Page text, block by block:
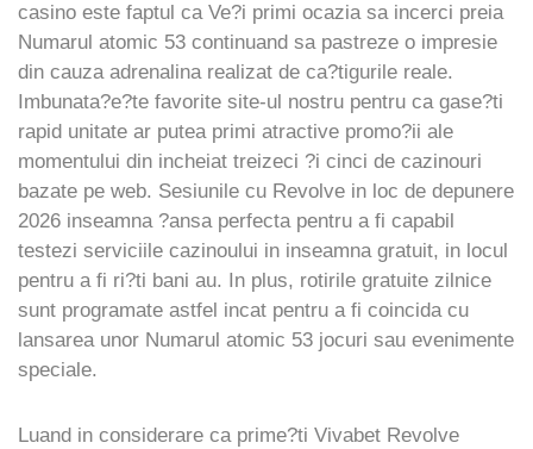
casino este faptul ca Ve?i primi ocazia sa incerci preia
Numarul atomic 53 continuand sa pastreze o impresie
din cauza adrenalina realizat de ca?tigurile reale.
Imbunata?e?te favorite site-ul nostru pentru ca gase?ti
rapid unitate ar putea primi atractive promo?ii ale
momentului din incheiat treizeci ?i cinci de cazinouri
bazate pe web. Sesiunile cu Revolve in loc de depunere
2026 inseamna ?ansa perfecta pentru a fi capabil
testezi serviciile cazinoului in inseamna gratuit, in locul
pentru a fi ri?ti bani au. In plus, rotirile gratuite zilnice
sunt programate astfel incat pentru a fi coincida cu
lansarea unor Numarul atomic 53 jocuri sau evenimente
speciale.
Luand in considerare ca prime?ti Vivabet Revolve